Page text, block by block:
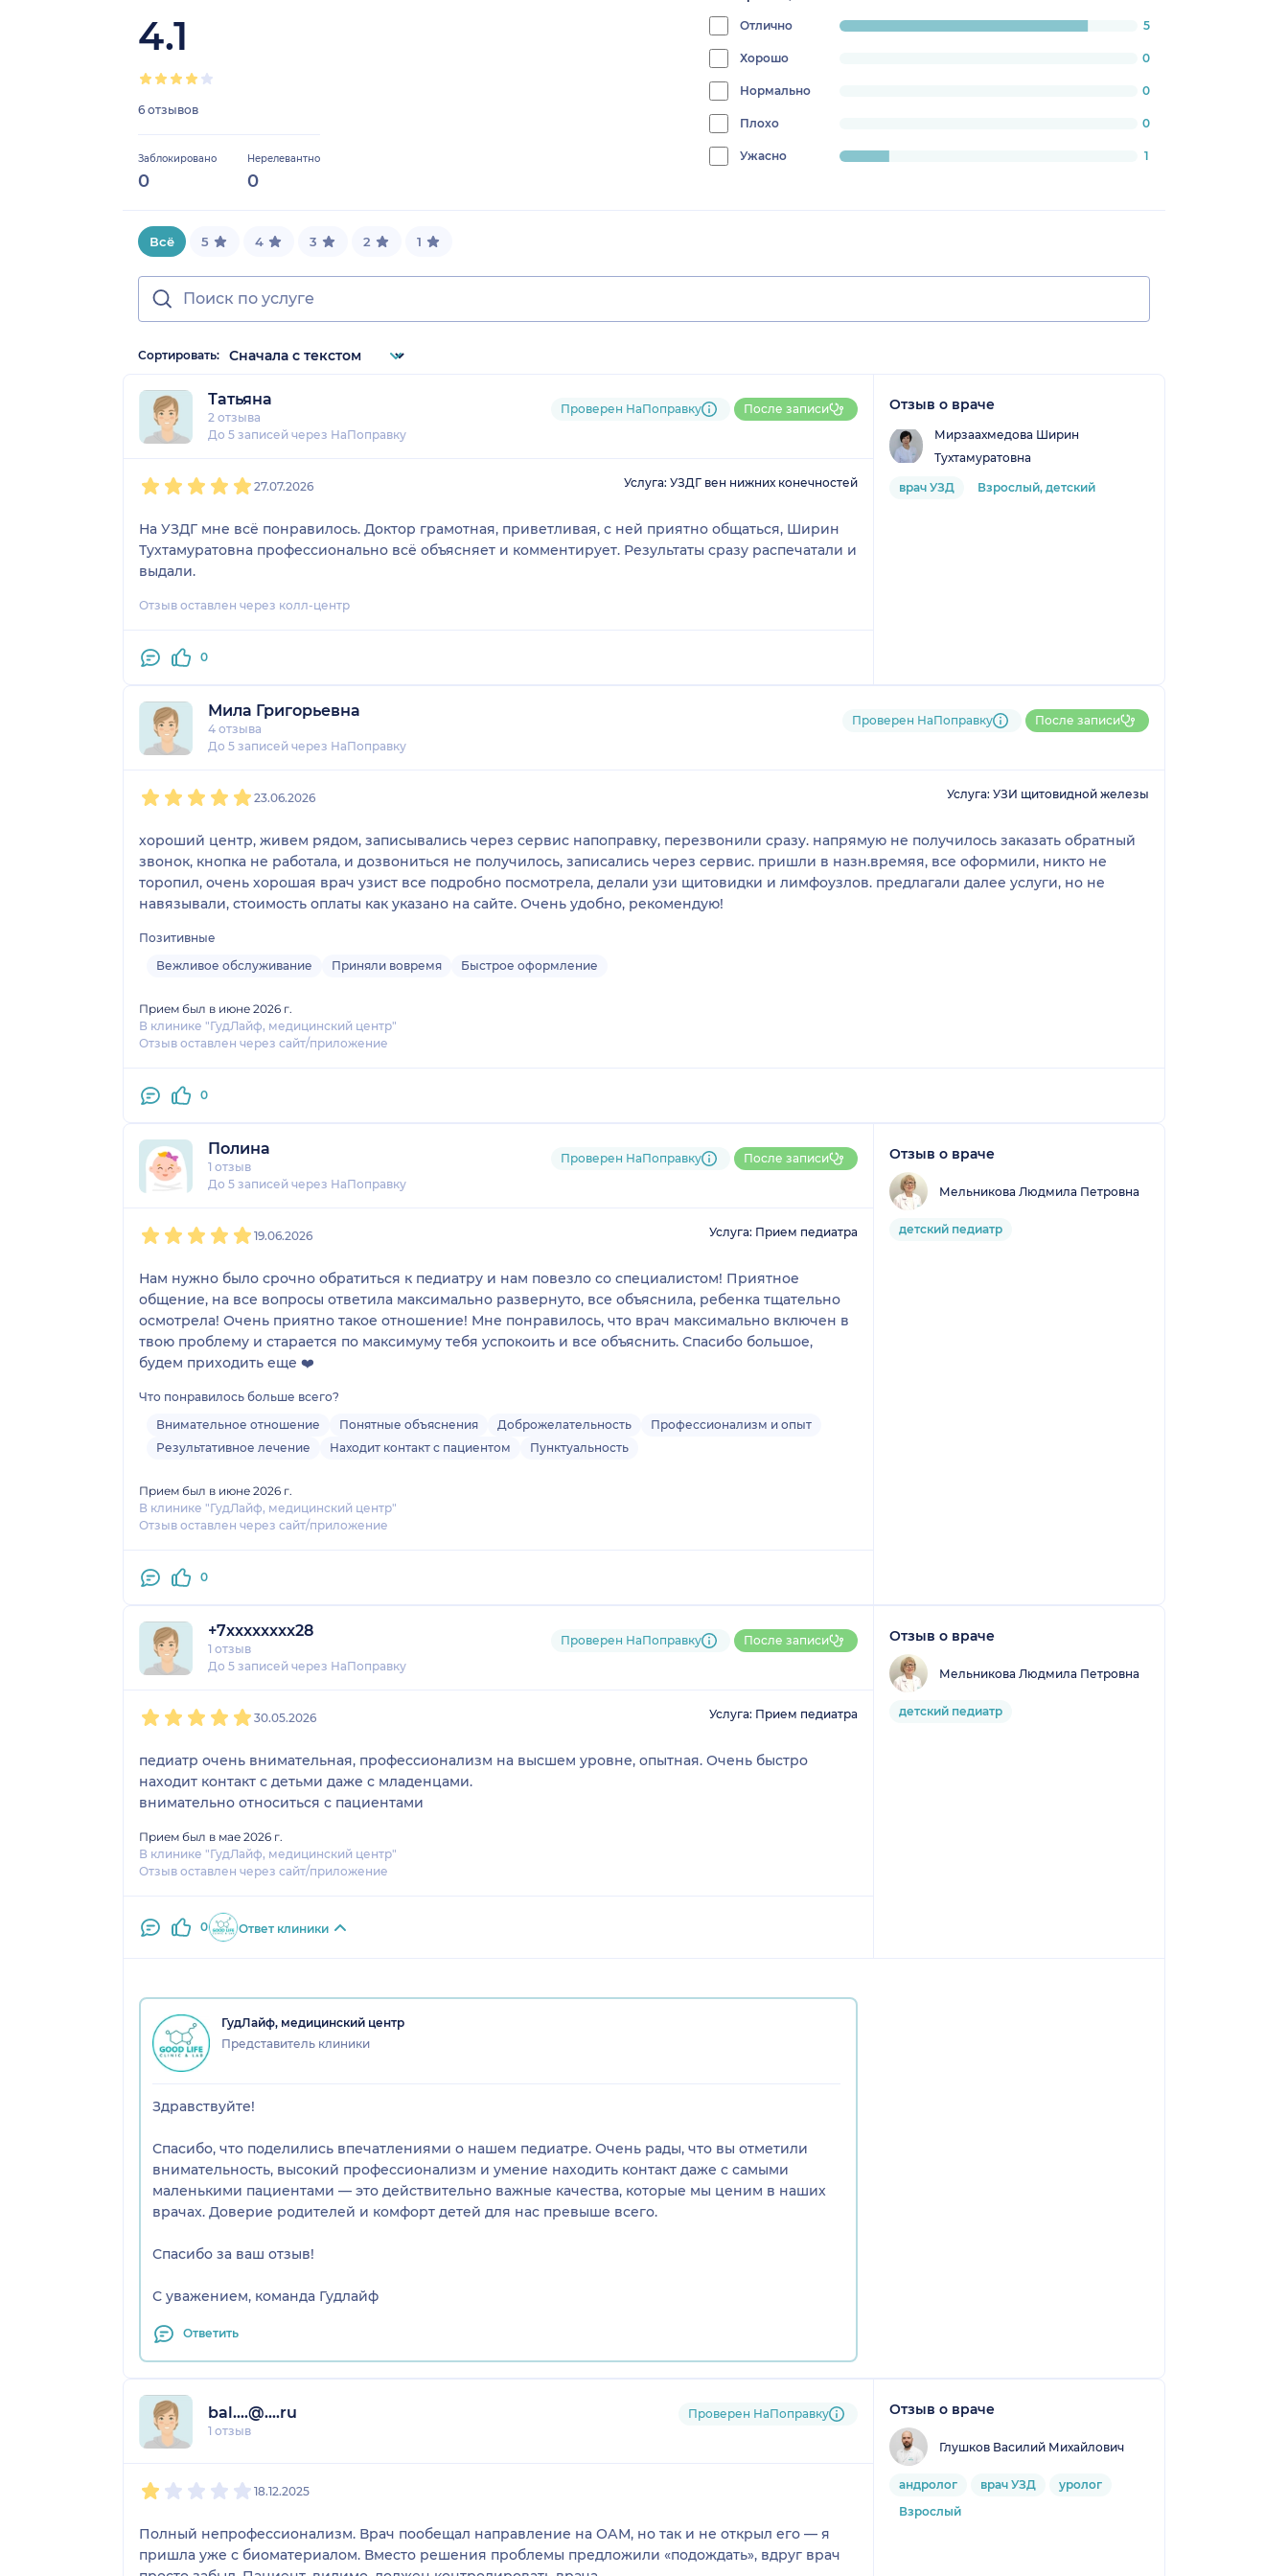
4.1
6 отзывов
Заблокировано
0
Нерелевантно
0
Отличноprogress:
5
Хорошо 0
Нормально 0
Плохо 0
Ужасно 1
Всё 5 4 3 2 1
Сортировать:
Татьяна
2 отзыва
До 5 записей через НаПоправку
Проверен НаПоправку После записи
27.07.2026 Услуга: УЗДГ вен нижних конечностей
На УЗДГ мне всё понравилось. Доктор грамотная, приветливая, с ней приятно общаться, Ширин
Тухтамуратовна профессионально всё объясняет и комментирует. Результаты сразу распечатали и
выдали.
Отзыв оставлен через колл-центр
0
Отзыв о враче
Мирзаахмедова Ширин
Тухтамуратовна
врач УЗД Взрослый, детский
Мила Григорьевна
4 отзыва
До 5 записей через НаПоправку
Проверен НаПоправку После записи
23.06.2026 Услуга: УЗИ щитовидной железы
хороший центр, живем рядом, записывались через сервис напоправку, перезвонили сразу. напрямую не получилось заказать обратный
звонок, кнопка не работала, и дозвониться не получилось, записались через сервис. пришли в назн.времяя, все оформили, никто не
торопил, очень хорошая врач узист все подробно посмотрела, делали узи щитовидки и лимфоузлов. предлагали далее услуги, но не
навязывали, стоимость оплаты как указано на сайте. Очень удобно, рекомендую!
Позитивные
Вежливое обслуживание
Приняли вовремя Быстрое оформление
Прием был в июне 2026 г.
В клинике "ГудЛайф, медицинский центр"
Отзыв оставлен через сайт/приложение
0
Полина
1 отзыв
До 5 записей через НаПоправку
Проверен НаПоправку После записи
19.06.2026 Услуга: Прием педиатра
Нам нужно было срочно обратиться к педиатру и нам повезло со специалистом! Приятное
общение, на все вопросы ответила максимально развернуто, все объяснила, ребенка тщательно
осмотрела! Очень приятно такое отношение! Мне понравилось, что врач максимально включен в
твою проблему и старается по максимуму тебя успокоить и все объяснить. Спасибо большое,
будем приходить еще ❤️
Что понравилось больше всего?
Внимательное отношение
Понятные объяснения Доброжелательность
Профессионализм и опыт
Результативное лечение
Находит контакт с пациентом Пунктуальность
Прием был в июне 2026 г.
В клинике "ГудЛайф, медицинский центр"
Отзыв оставлен через сайт/приложение
0
Отзыв о враче
Мельникова Людмила Петровна
детский педиатр
+7xxxxxxxx28
1 отзыв
До 5 записей через НаПоправку
Проверен НаПоправку После записи
30.05.2026 Услуга: Прием педиатра
педиатр очень внимательная, профессионализм на высшем уровне, опытная. Очень быстро
находит контакт с детьми даже с младенцами.
внимательно относиться с пациентами
Прием был в мае 2026 г.
В клинике "ГудЛайф, медицинский центр"
Отзыв оставлен через сайт/приложение
0 Ответ клиники
Отзыв о враче
Мельникова Людмила Петровна
детский педиатр
ГудЛайф, медицинский центр
Представитель клиники
Здравствуйте!
Спасибо, что поделились впечатлениями о нашем педиатре. Очень рады, что вы отметили
внимательность, высокий профессионализм и умение находить контакт даже с самыми
маленькими пациентами — это действительно важные качества, которые мы ценим в наших
врачах. Доверие родителей и комфорт детей для нас превыше всего.
Спасибо за ваш отзыв!
С уважением, команда Гудлайф
Ответить
bal....@....ru
1 отзыв
Проверен НаПоправку
18.12.2025
Полный непрофессионализм. Врач пообещал направление на ОАМ, но так и не открыл его — я
пришла уже с биоматериалом. Вместо решения проблемы предложили «подождать», вдруг врач
Отзыв о враче
Глушков Василий Михайлович
андролог врач УЗД
уролог
Взрослый